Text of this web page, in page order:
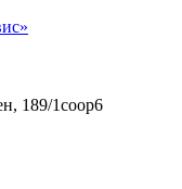
189/1соор6